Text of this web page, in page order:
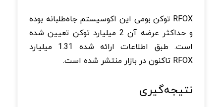
RFOX توکن بومی این اکوسیستم جاه‌طلبانه بوده
و حداکثر عرضه آن 2 میلیارد توکن تعیین شده
است. طبق اطلاعات ارائه شده 1.31 میلیارد
RFOX تاکنون در بازار منتشر شده است.
نتیجه‌گیری